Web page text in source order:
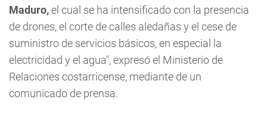
Maduro,el cual se ha intensificado con la presencia
de drones, el corte de calles aledañas y el cese de
suministro de servicios básicos, en especial la
electricidad y el agua", expresó el Ministerio de
Relaciones costarricense, mediante de un
comunicado de prensa.